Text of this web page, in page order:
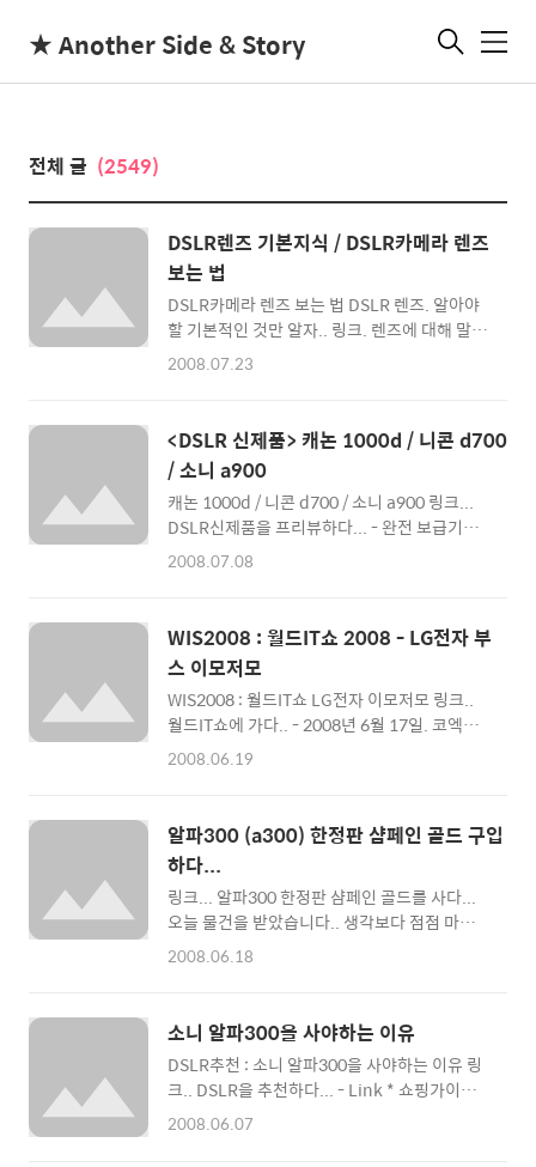
★ Another Side & Story 메
전체 글 (2549)
DSLR렌즈 기본지식 / DSLR카메라 렌즈
보는 법
DSLR카메라 렌즈 보는 법 DSLR 렌즈. 알아야
할 기본적인 것만 알자.. 링크. 렌즈에 대해 말하
다.. 흔히... DSLR카메라는 바디보다 렌즈가 중
이 맺히는 것은 당연한 것입니다. ^^; 그렇기 때
문에 좋은 렌즈를 갖고 있다는 것은 좋은 눈으로
세상을 볼 수 있다는 것입니다... 하지만 우리의
눈과는 달리 렌즈는 매우 복잡한 설계방식으로
이루어진 하나의 광학기기이자 전자기기입니
다. 일단 렌즈 설계방식이나 렌즈알이 몇군 몇
가 없습니다... 언제나 중요한건 사진입니다...
^^: - 칼자이쯔 16mm-80m..
2008.07.23
<DSLR 신제품> 캐논 1000d / 니콘 d700
/ 소니 a900
캐논 1000d / 니콘 d700 / 소니 a900 링크...
DSLR신제품을 프리뷰하다... - 완전 보급기
DSLR이라고 해야할까/ 니콘유저에게는 매우
이 시점에서 살펴보는 것이 좋은 타이밍인지 아
닌지 모르겠습니다... 항상 그렇듯... 저는 출시
도 안된 제품을 살펴보는 것을 싫어합니다... 전
자제품은 일단 만져보고 사용해 본 후에 평가를
내리는 것이 가장 정확하기 때문입니다. 하지만
IT기기 매니아로써, 출시예정인 제품의 스펙을
에 기대하는 동안이 더 즐겁다고 말이죠 ^^; 일
단 캐논의 신제품을 제외하고..
2008.07.08
WIS2008 : 월드IT쇼 2008 - LG전자 부
스 이모저모
WIS2008 : 월드IT쇼 LG전자 이모저모 링크..
월드IT쇼에 가다.. - 2008년 6월 17일. 코엑스
에서 열리고 있는 월드IT쇼 전경 - 2008년 6월
메이저급 부스밖에 돌아보지 못했습니다. 아트
디렉터 김치호님의 디자인으로 더욱 눈에 띄고,
다양한 신제품을 구경해 볼 수 있었던 LG전자
부스를 중점적으로 사진을 찍어봤습니다. ^^; -
대서양홀 SK,삼성,LG전자,KT등 국내 메이저기
업의 신제품을 만날 볼 수 있다.. - - 감각적인 부
유선형으로 넓게 디자인된 부스가 매우 인상적
인 곳입니다.. ^^; 대서..
2008.06.19
알파300 (a300) 한정판 샴페인 골드 구입
하다...
링크... 알파300 한정판 샴페인 골드를 사다...
오늘 물건을 받았습니다.. 생각보다 점점 마음
에 드네요.. ^^; a300 한정판은 구입하면, 가죽
타일 매장에서 예약상품으로 구입했습니다..
^^; 벌써 제가 구입한.. 5번째 DSLR카메라네
요... 왼쪽부터 a200/ a300/ 450d/ d80/ 앞으
로 좋은 포스팅을 해봐야겠습니다.. ^^; Link //
Minseok
2008.06.18
소니 알파300을 사야하는 이유
DSLR추천 : 소니 알파300을 사야하는 이유 링
크.. DSLR을 추천하다... - Link * 쇼핑가이드
용으로 작성하였음을 미리 밝힙니다. ^^; - 항상
2008.06.07